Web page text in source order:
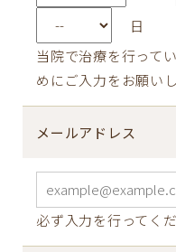
日
当院で治療を行って
めにご入力をお願いし
メールアドレス
必ず入力を行ってくだ